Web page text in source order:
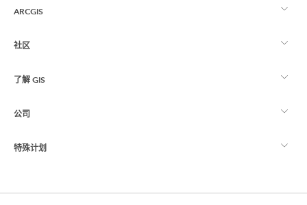
ARCGIS
ArcGIS 概览
制图
社区
Esri 社区
ArcGIS 博客
了解 GIS
什么是 GIS？
位置智能
培训
公司
关于 Esri
特殊计划